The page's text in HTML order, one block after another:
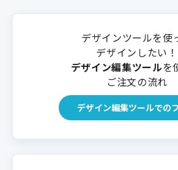
デザインツールを使
デザインしたい！
デザイン編集ツールを
ご注文の流れ
デザイン編集ツールでの